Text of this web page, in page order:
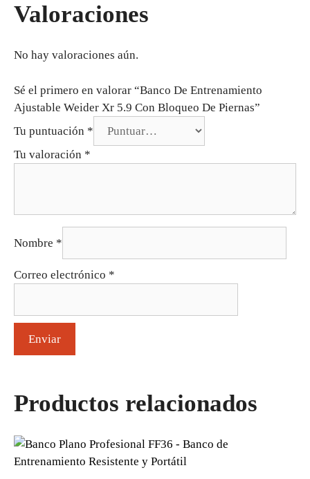
Valoraciones
No hay valoraciones aún.
Sé el primero en valorar “Banco De Entrenamiento
Ajustable Weider Xr 5.9 Con Bloqueo De Piernas”
Tu puntuación *
Tu valoración *
Nombre *
Correo electrónico *
Productos relacionados